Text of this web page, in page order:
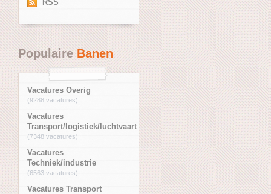
RSS
Populaire Banen
Vacatures Overig
(9288 vacatures)
Vacatures
Transport/logistiek/luchtvaart
(7348 vacatures)
Vacatures
Techniek/industrie
(6563 vacatures)
Vacatures Transport